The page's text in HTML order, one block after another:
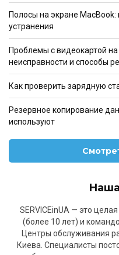
Полосы на экране
устранения
Проблемы с видеокартой на
неисправности и способы
Как проверить зарядную
Резервное копирование
используют
SERVICEinUA — это
(более 10 лет) и
Центры обслуживания
Киева. Специалисты